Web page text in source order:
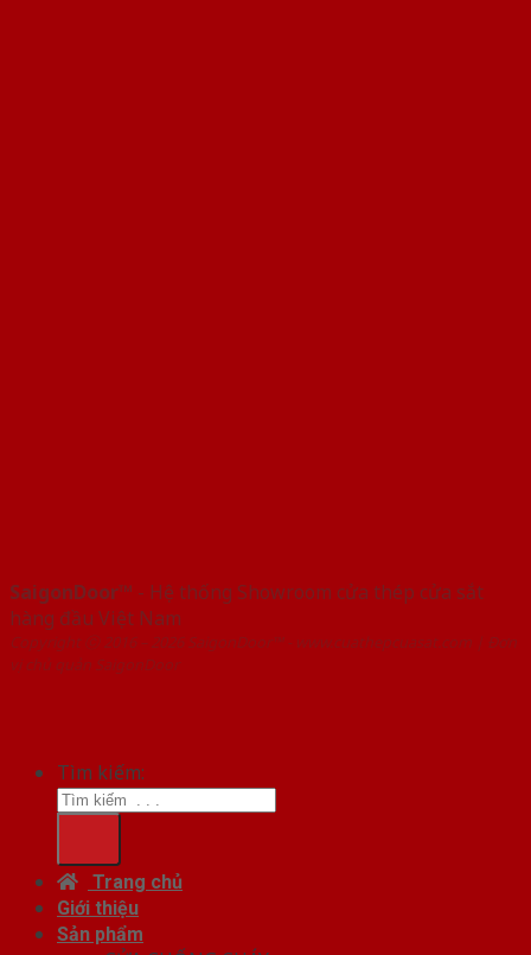
SaigonDoor™ - Hệ thống Showroom cửa thép cửa sắt
hàng đầu Việt Nam
Copyright ⓒ 2016 – 2026 SaigonDoor™ - www.cuathepcuasat.com | Đơn
vị chủ quản SaigonDoor
Tìm kiếm:
Trang chủ
Giới thiệu
Sản phẩm